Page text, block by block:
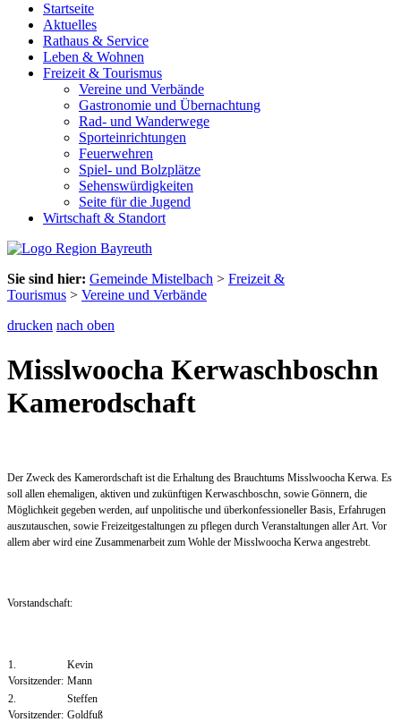
Startseite
Aktuelles
Rathaus & Service
Leben & Wohnen
Freizeit & Tourismus
Vereine und Verbände
Gastronomie und Übernachtung
Rad- und Wanderwege
Sporteinrichtungen
Feuerwehren
Spiel- und Bolzplätze
Sehenswürdigkeiten
Seite für die Jugend
Wirtschaft & Standort
Sie sind hier: Gemeinde Mistelbach > Freizeit &
Tourismus > Vereine und Verbände
drucken nach oben
Misslwoocha Kerwaschboschn
Kamerodschaft
Der Zweck des Kamerordschaft ist die Erhaltung des Brauchtums Misslwoocha Kerwa. Es
soll allen ehemaligen, aktiven und zukünftigen Kerwaschboschn, sowie Gönnern, die
Möglichkeit gegeben werden, auf unpolitische und überkonfessioneller Basis, Erfahrugen
auszutauschen, sowie Freizeitgestaltungen zu pflegen durch Veranstaltungen aller Art. Vor
allem aber wird eine Zusammenarbeit zum Wohle der Misslwoocha Kerwa angestrebt.
Vorstandschaft:
1.
Vorsitzender:
Kevin
Mann
2.
Vorsitzender:
Steffen
Goldfuß